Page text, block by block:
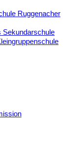
Sekundarschule